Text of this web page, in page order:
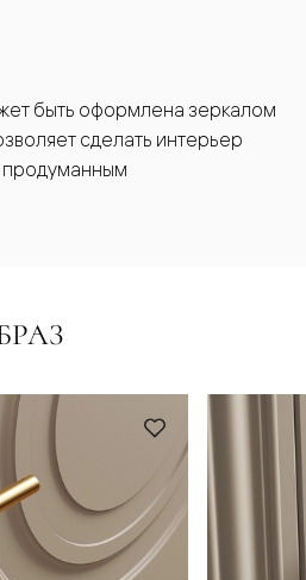
быть оформлена зеркалом
сделать интерьер
продуманным